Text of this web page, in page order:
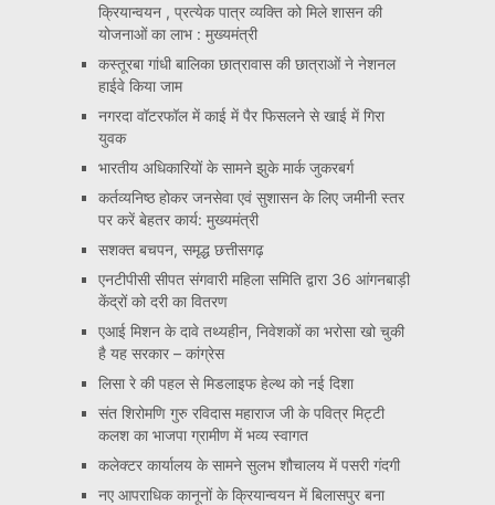
क्रियान्वयन , प्रत्येक पात्र व्यक्ति को मिले शासन की
योजनाओं का लाभ : मुख्यमंत्री
कस्तूरबा गांधी बालिका छात्रावास की छात्राओं ने नेशनल
हाईवे किया जाम
नगरदा वॉटरफॉल में काई में पैर फिसलने से खाई में गिरा
युवक
भारतीय अधिकारियों के सामने झुके मार्क जुकरबर्ग
कर्तव्यनिष्ठ होकर जनसेवा एवं सुशासन के लिए जमीनी स्तर
पर करें बेहतर कार्य: मुख्यमंत्री
सशक्त बचपन, समृद्ध छत्तीसगढ़
एनटीपीसी सीपत संगवारी महिला समिति द्वारा 36 आंगनबाड़ी
केंद्रों को दरी का वितरण
एआई मिशन के दावे तथ्यहीन, निवेशकों का भरोसा खो चुकी
है यह सरकार – कांग्रेस
लिसा रे की पहल से मिडलाइफ हेल्थ को नई दिशा
संत शिरोमणि गुरु रविदास महाराज जी के पवित्र मिट्टी
कलश का भाजपा ग्रामीण में भव्य स्वागत
कलेक्टर कार्यालय के सामने सुलभ शौचालय में पसरी गंदगी
नए आपराधिक कानूनों के क्रियान्वयन में बिलासपुर बना